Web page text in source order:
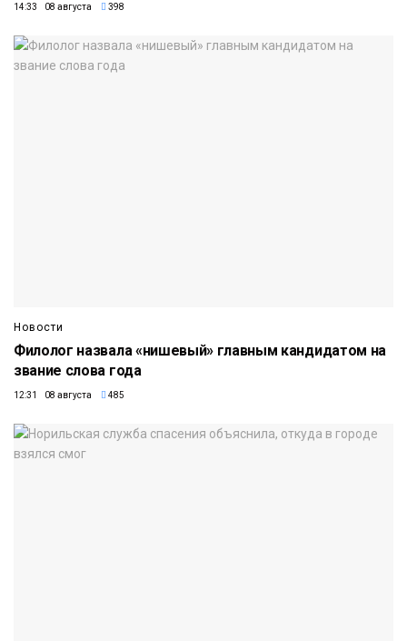
14:33 08 августа 398
Новости
Филолог назвала «нишевый» главным кандидатом на
звание слова года
12:31 08 августа 485